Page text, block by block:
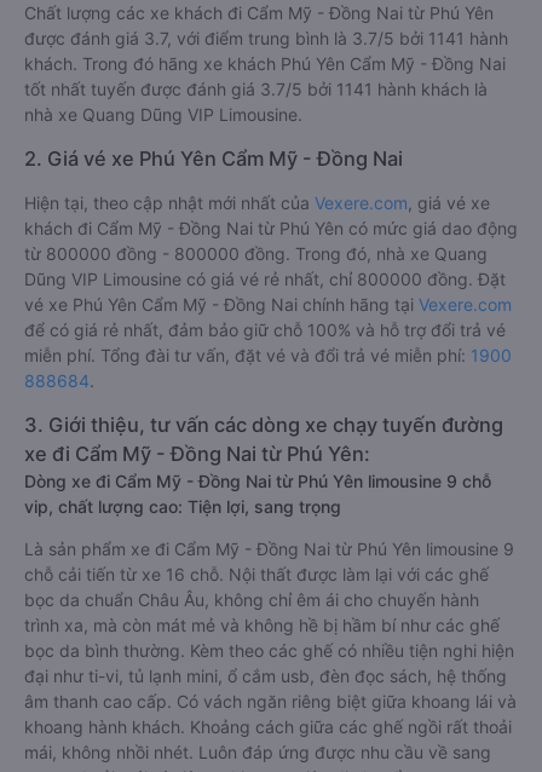
Chất lượng các xe khách đi Cẩm Mỹ - Đồng Nai từ Phú Yên
được đánh giá 3.7, với điểm trung bình là 3.7/5 bởi 1141 hành
khách. Trong đó hãng xe khách Phú Yên Cẩm Mỹ - Đồng Nai
tốt nhất tuyến được đánh giá 3.7/5 bởi 1141 hành khách là
nhà xe Quang Dũng VIP Limousine.
2. Giá vé xe Phú Yên Cẩm Mỹ - Đồng Nai
Hiện tại, theo cập nhật mới nhất của Vexere.com , giá vé xe
khách đi Cẩm Mỹ - Đồng Nai từ Phú Yên có mức giá dao động
từ 800000 đồng - 800000 đồng. Trong đó, nhà xe Quang
Dũng VIP Limousine có giá vé rẻ nhất, chỉ 800000 đồng. Đặt
vé xe Phú Yên Cẩm Mỹ - Đồng Nai chính hãng tại Vexere.com
để có giá rẻ nhất, đảm bảo giữ chỗ 100% và hỗ trợ đổi trả vé
miễn phí. Tổng đài tư vấn, đặt vé và đổi trả vé miễn phí: 1900
888684.
3. Giới thiệu, tư vấn các dòng xe chạy tuyến đường
xe đi Cẩm Mỹ - Đồng Nai từ Phú Yên:
Dòng xe đi Cẩm Mỹ - Đồng Nai từ Phú Yên limousine 9 chỗ
vip, chất lượng cao: Tiện lợi, sang trọng
Là sản phẩm xe đi Cẩm Mỹ - Đồng Nai từ Phú Yên limousine 9
chỗ cải tiến từ xe 16 chỗ. Nội thất được làm lại với các ghế
bọc da chuẩn Châu Âu, không chỉ êm ái cho chuyến hành
trình xa, mà còn mát mẻ và không hề bị hầm bí như các ghế
bọc da bình thường. Kèm theo các ghế có nhiều tiện nghi hiện
đại như ti-vi, tủ lạnh mini, ổ cắm usb, đèn đọc sách, hệ thống
âm thanh cao cấp. Có vách ngăn riêng biệt giữa khoang lái và
khoang hành khách. Khoảng cách giữa các ghế ngồi rất thoải
mái, không nhồi nhét. Luôn đáp ứng được nhu cầu về sang